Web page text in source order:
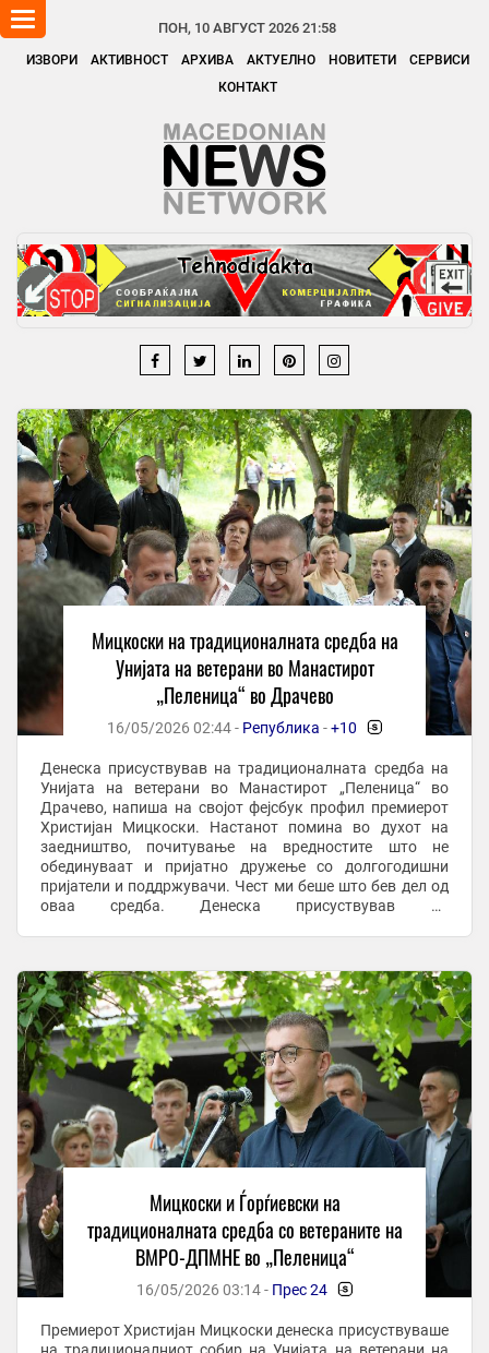
ПОН, 10 АВГУСТ 2026 21:58
ИЗВОРИ АКТИВНОСТ АРХИВА АКТУЕЛНО НОВИТЕТИ
СЕРВИСИ
КОНТАКТ
Toggle
navigation
Мицкоски на традиционалната средба на
Унијата на ветерани во Манастирот
„Пеленица“ во Драчево
16/05/2026 02:44 - Република -+10 -
Денеска присуствував на традиционалната средба на
Унијата на ветерани во Манастирот „Пеленица“ во
Драчево, напиша на својот фејсбук профил премиерот
Христијан Мицкоски. Настанот помина во духот на
заедништво, почитување на вредностите што не
обединуваат и пријатно дружење со долгогодишни
пријатели и поддржувачи. Чест ми беше што бев дел од
оваа средба. Денеска присуствував на
Мицкоски и Ѓорѓиевски на
традиционалната средба со ветераните на
ВМРО-ДПМНЕ во „Пеленица“
16/05/2026 03:14 - Прес 24 -
Премиерот Христијан Мицкоски денеска присуствуваше
на традиционалниот собир на Унијата на ветерани на